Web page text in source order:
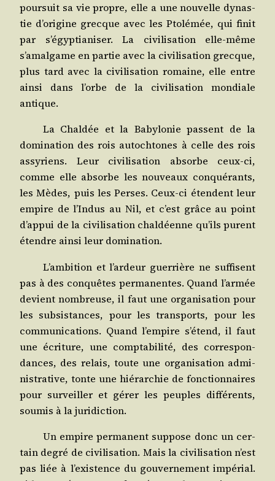
pour­suit sa vie propre, elle a une nou­velle dynas­
tie d’origine grecque avec les Pto­lé­mée, qui finit
par s’égyptianiser. La civi­li­sa­tion elle-même
s’amalgame en par­tie avec la civi­li­sa­tion grecque,
plus tard avec la civi­li­sa­tion romaine, elle entre
ain­si dans l’orbe de la civi­li­sa­tion mon­diale
antique.
La Chal­dée et la Baby­lo­nie passent de la
domi­na­tion des rois autoch­tones à celle des rois
assy­riens. Leur civi­li­sa­tion absorbe ceux-ci,
comme elle absorbe les nou­veaux conqué­rants,
les Mèdes, puis les Perses. Ceux-ci étendent leur
empire de l’Indus au Nil, et c’est grâce au point
d’appui de la civi­li­sa­tion chal­déenne qu’ils purent
étendre ain­si leur domination.
L’ambition et l’ardeur guer­rière ne suf­fisent
pas à des conquêtes per­ma­nentes. Quand l’armée
devient nom­breuse, il faut une orga­ni­sa­tion pour
les sub­sis­tances, pour les trans­ports, pour les
com­mu­ni­ca­tions. Quand l’empire s’étend, il faut
une écri­ture, une comp­ta­bi­li­té, des cor­res­pon­
dances, des relais, toute une orga­ni­sa­tion admi­
nis­tra­tive, tonte une hié­rar­chie de fonc­tion­naires
pour sur­veiller et gérer les peuples dif­fé­rents,
sou­mis à la juridiction.
Un empire per­ma­nent sup­pose donc un cer­
tain degré de civi­li­sa­tion. Mais la civi­li­sa­tion n’est
pas liée à l’existence du gou­ver­ne­ment impé­rial.